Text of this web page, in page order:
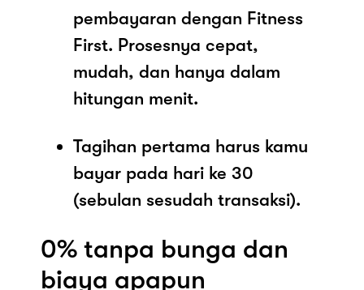
pembayaran dengan Fitness
First. Prosesnya cepat,
mudah, dan hanya dalam
hitungan menit.
Tagihan pertama harus kamu
bayar pada hari ke 30
(sebulan sesudah transaksi).
0% tanpa bunga dan
biaya apapun